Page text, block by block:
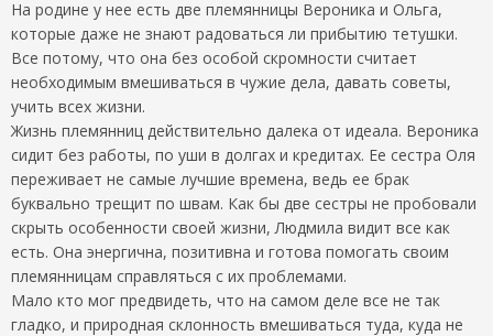
На родине у нее есть две племянницы Вероника и Ольга,
которые даже не знают радоваться ли прибытию тетушки.
Все потому, что она без особой скромности считает
необходимым вмешиваться в чужие дела, давать советы,
учить всех жизни.
Жизнь племянниц действительно далека от идеала. Вероника
сидит без работы, по уши в долгах и кредитах. Ее сестра Оля
переживает не самые лучшие времена, ведь ее брак
буквально трещит по швам. Как бы две сестры не пробовали
скрыть особенности своей жизни, Людмила видит все как
есть. Она энергична, позитивна и готова помогать своим
племянницам справляться с их проблемами.
Мало кто мог предвидеть, что на самом деле все не так
гладко, и природная склонность вмешиваться туда, куда не